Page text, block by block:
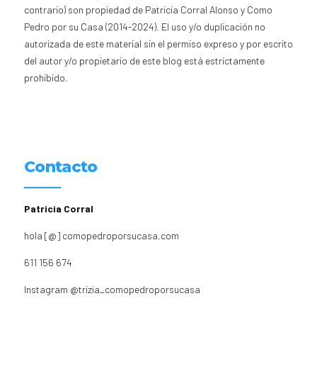
contrario) son propiedad de Patricia Corral Alonso y Como
Pedro por su Casa (2014-2024). El uso y/o duplicación no
autorizada de este material sin el permiso expreso y por escrito
del autor y/o propietario de este blog está estrictamente
prohibido.
Contacto
Patricia Corral
hola [@] comopedroporsucasa.com
611 156 674
Instagram @trizia_comopedroporsucasa